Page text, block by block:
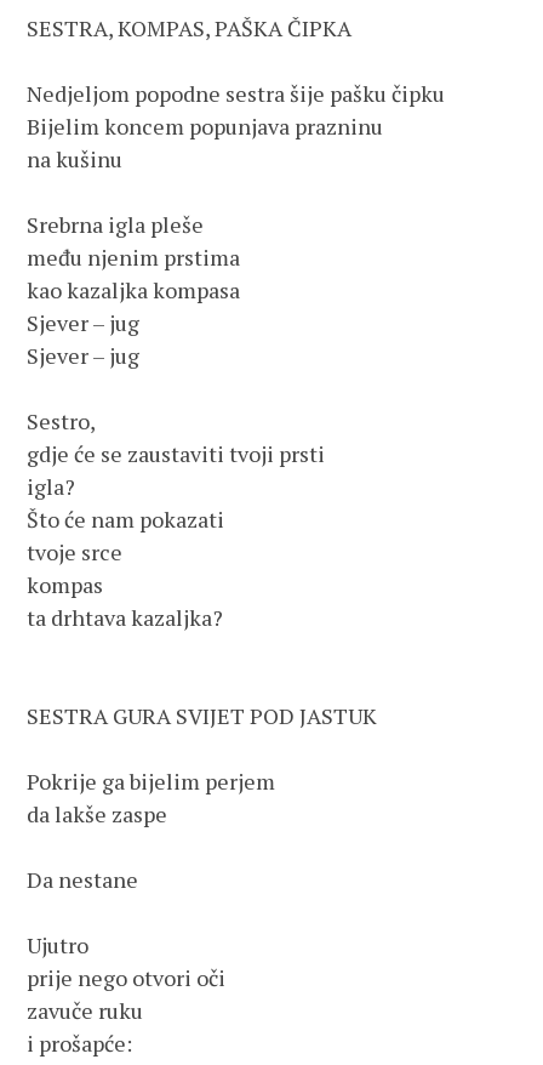
SESTRA, KOMPAS, PAŠKA ČIPKA
Nedjeljom popodne sestra šije pašku čipku
Bijelim koncem popunjava prazninu
na kušinu
Srebrna igla pleše
među njenim prstima
kao kazaljka kompasa
Sjever – jug
Sjever – jug
Sestro,
gdje će se zaustaviti tvoji prsti
igla?
Što će nam pokazati
tvoje srce
kompas
ta drhtava kazaljka?
SESTRA GURA SVIJET POD JASTUK
Pokrije ga bijelim perjem
da lakše zaspe
Da nestane
Ujutro
prije nego otvori oči
zavuče ruku
i prošapće: